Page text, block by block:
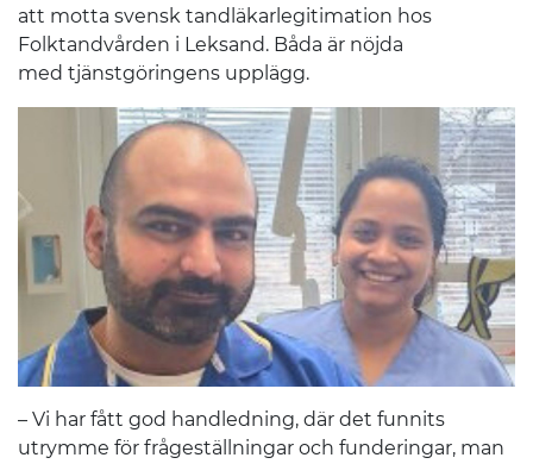
att motta svensk tandläkarlegitimation hos
Folktandvården i Leksand. Båda är nöjda
med tjänstgöringens upplägg.
– Vi har fått god handledning, där det funnits
utrymme för frågeställningar och funderingar, man